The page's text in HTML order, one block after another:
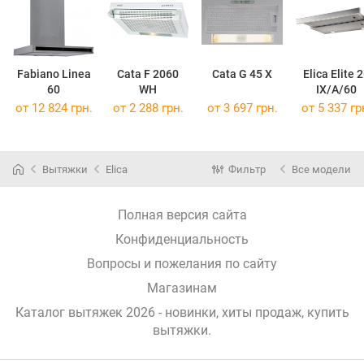
Fabiano Linea
60
Cata F 2060
WH
Cata G 45 X
Elica Elite
IX/A/60
от 12 824 грн. от 2 288 грн. от 3 697 грн. от 5 337
Вытяжки Elica Фильтр Все модели
Полная версия сайта
Конфиденциальность
Вопросы и пожелания по сайту
Магазинам
Каталог вытяжек 2026 - новинки, хиты продаж, купить
вытяжки.